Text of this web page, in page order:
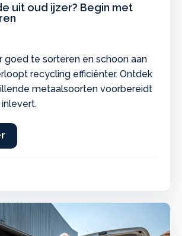
uit oud ijzer? Begin met
goed te sorteren en schoon aan
recycling efficiënter. Ontdek
metaalsoorten voorbereidt